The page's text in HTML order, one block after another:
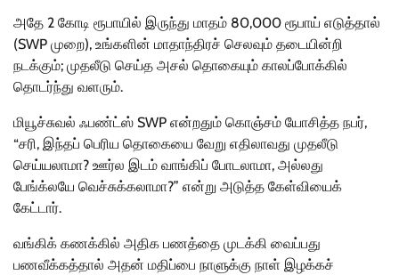
அதே 2 கோடி ரூபாயில் இருந்து மாதம் 80,000 ரூபாய் எடுத்தால்
(SWP முறை), உங்களின் மாதாந்திரச் செலவும் தடையின்றி
நடக்கும்; முதலீடு செய்த அசல் தொகையும் காலப்போக்கில்
தொடர்ந்து வளரும்.
மியூச்சுவல் ஃபண்ட்ஸ் SWP என்றதும் கொஞ்சம் யோசித்த நபர்,
“சரி, இந்தப் பெரிய தொகையை வேறு எதிலாவது முதலீடு
செய்யலாமா? ஊர்ல இடம் வாங்கிப் போடலாமா, அல்லது
பேங்க்லயே வெச்சுக்கலாமா?” என்று அடுத்த கேள்வியைக்
கேட்டார்.
வங்கிக் கணக்கில் அதிக பணத்தை முடக்கி வைப்பது
பணவீக்கத்தால் அதன் மதிப்பை நாளுக்கு நாள் இழக்கச்